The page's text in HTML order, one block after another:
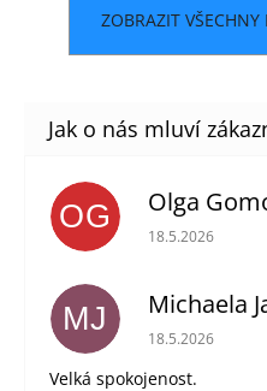
ZOBRAZIT
OG Olga
Hodnocení
18.5.2026
MJ Michaela
Hodnocení
18.5.2026
Velká spokojenost.